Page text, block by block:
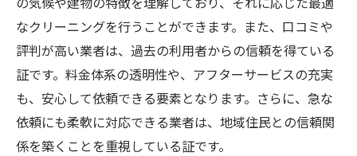
サービス内容の比較と評価方法
プロの使用する洗剤と道具について
エコフレンドリーな選択肢を求める際のポ
イント
契約前に確認すべき重要な質問
トイレ特有の汚れに強い業者の選び方
なクリーニングを行うことができます。また、口コミや
評判が高い業者は、過去の利用者からの信頼を得ている
証です。料金体系の透明性や、アフターサービスの充実
も、安心して依頼できる要素となります。さらに、急な
依頼にも柔軟に対応できる業者は、地域住民との信頼関
係を築くことを重視している証です。